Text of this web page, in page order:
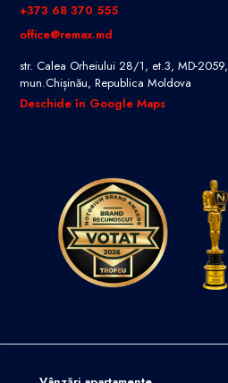
+373 68 370 555
office@remax.md
str. Calea Orheiului 28/1, et.3, MD-2059,
mun.Chișinău, Republica Moldova
Deschide în Google Maps